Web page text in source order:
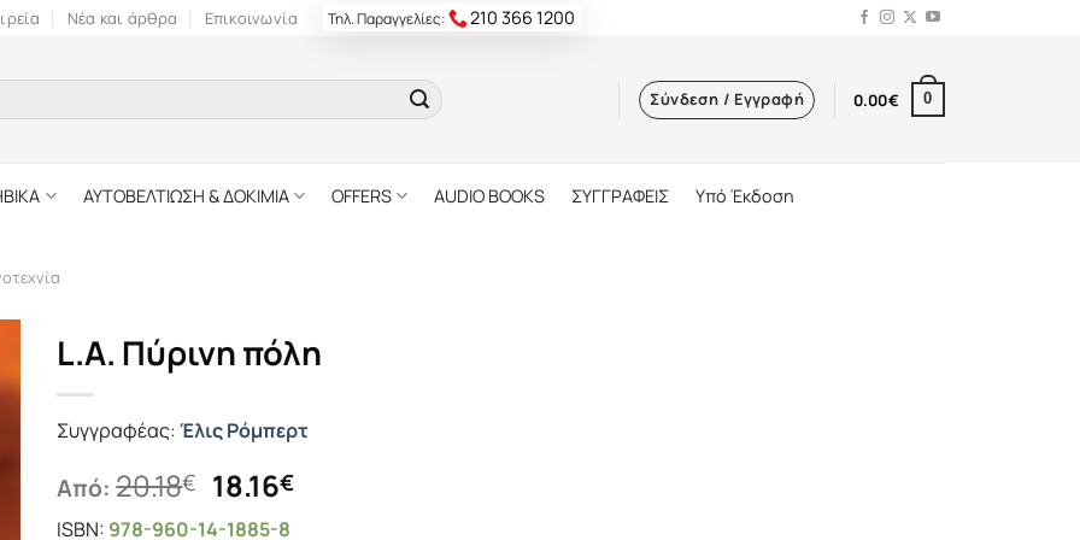
Νέα και άρθρα Επικοινωνία Τηλ. Παραγγελίες: 210 366 1200
Σύνδεση / Εγγραφή 0.00€ 0
ΑΥΤΟΒΕΛΤΙΩΣΗ & ΔΟΚΙΜΙΑ OFFERS AUDIO BOOKS ΣΥΓΓΡΑΦΕΙΣ Υπό Έκδοση
L.A. Πύρινη πόλη
Συγγραφέας:Έλις Ρόμπερτ
Από:20.18€ Original
price
18.16€Η
ISBN: 978-960-14-1885-8